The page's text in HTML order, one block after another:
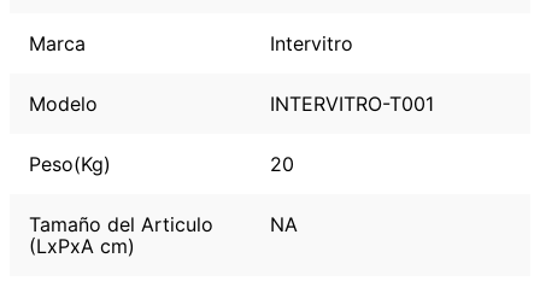
Marca Intervitro
Modelo INTERVITRO-T001
Peso(Kg) 20
Tamaño del Articulo
(LxPxA cm)
NA